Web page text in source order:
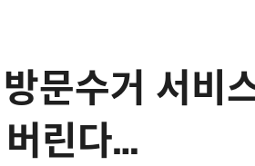
문수거 서비
린다…